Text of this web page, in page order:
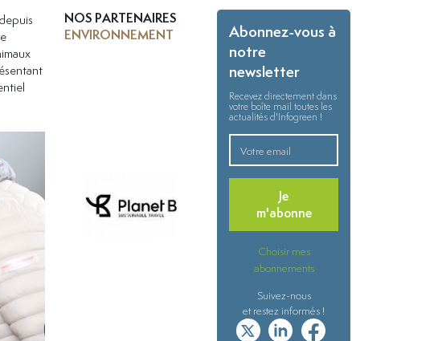
NOS PARTENAIRES
ENVIRONNEMENT
Abonnez-vous à
notre
newsletter
Recevez directement dans
votre boîte mail toutes les
actualités d'Infogreen !
Je
m'abonne
Choisir mes
abonnements
Suivez-nous
et restez informés !